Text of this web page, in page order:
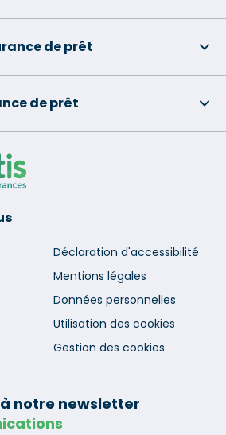
de prêt
de prêt
Déclaration d'accessibilité
Mentions légales
Données personnelles
Utilisation des cookies
Gestion des cookies
notre newsletter